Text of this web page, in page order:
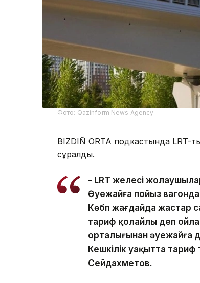
Фото: Qazinform News Agency
BIZDIÑ ORTA подкастында LRT-
сұралды.
- LRT желесі
Әуежайға пойыз
Көбп жағдайда жастар
тариф қолайлы деп
орталығынан әуежайға
Кешкілік уақытта тариф
Сейдахметов.